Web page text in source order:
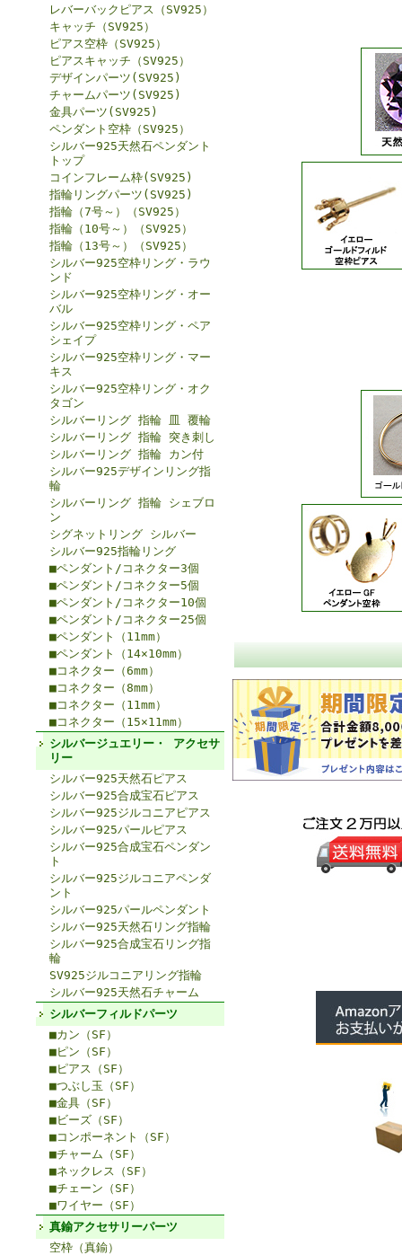
レバーバックピアス（SV925）
キャッチ（SV925）
ピアス空枠（SV925）
ピアスキャッチ（SV925）
デザインパーツ(SV925)
チャームパーツ(SV925)
金具パーツ(SV925)
ペンダント空枠（SV925）
シルバー925天然石ペンダント
トップ
コインフレーム枠(SV925)
指輪リングパーツ(SV925)
指輪（7号～）（SV925）
指輪（10号～）（SV925）
指輪（13号～）（SV925）
シルバー925空枠リング・ラウ
ンド
シルバー925空枠リング・オー
バル
シルバー925空枠リング・ペア
シェイプ
シルバー925空枠リング・マー
キス
シルバー925空枠リング・オク
タゴン
シルバーリング 指輪 皿 覆輪
シルバーリング 指輪 突き刺し
シルバーリング 指輪 カン付
シルバー925デザインリング指
輪
シルバーリング 指輪 シェブロ
ン
シグネットリング シルバー
シルバー925指輪リング
■ペンダント/コネクター3個
■ペンダント/コネクター5個
■ペンダント/コネクター10個
■ペンダント/コネクター25個
■ペンダント（11mm）
■ペンダント（14×10mm）
■コネクター（6mm）
■コネクター（8mm）
■コネクター（11mm）
■コネクター（15×11mm）
シルバージュエリー・ アクセサ
リー
シルバー925天然石ピアス
シルバー925合成宝石ピアス
シルバー925ジルコニアピアス
シルバー925パールピアス
シルバー925合成宝石ペンダン
ト
シルバー925ジルコニアペンダ
ント
シルバー925パールペンダント
シルバー925天然石リング指輪
シルバー925合成宝石リング指
輪
SV925ジルコニアリング指輪
シルバー925天然石チャーム
シルバーフィルドパーツ
■カン（SF）
■ピン（SF）
■ピアス（SF）
■つぶし玉（SF）
■金具（SF）
■ビーズ（SF）
■コンポーネント（SF）
■チャーム（SF）
■ネックレス（SF）
■チェーン（SF）
■ワイヤー（SF）
真鍮アクセサリーパーツ
空枠（真鍮）